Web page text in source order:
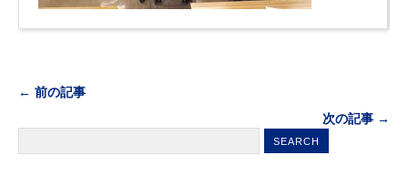
← 前の記事
次の記事 →